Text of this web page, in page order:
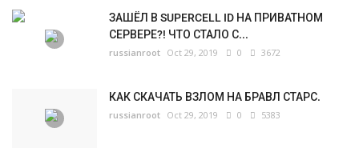
ЗАШЁЛ В SUPERCELL ID НА ПРИВАТНОМ
СЕРВЕРЕ?! ЧТО СТАЛО С...
russianroot Oct 29, 2019 0 3672
КАК СКАЧАТЬ ВЗЛОМ НА БРАВЛ СТАРС.
russianroot Oct 29, 2019 0 5383